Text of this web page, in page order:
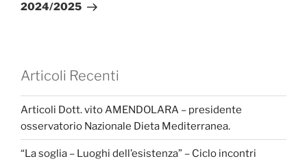
2024/2025
Articoli Recenti
Articoli Dott. vito AMENDOLARA – presidente
osservatorio Nazionale Dieta Mediterranea.
“La soglia – Luoghi dell’esistenza” – Ciclo incontri